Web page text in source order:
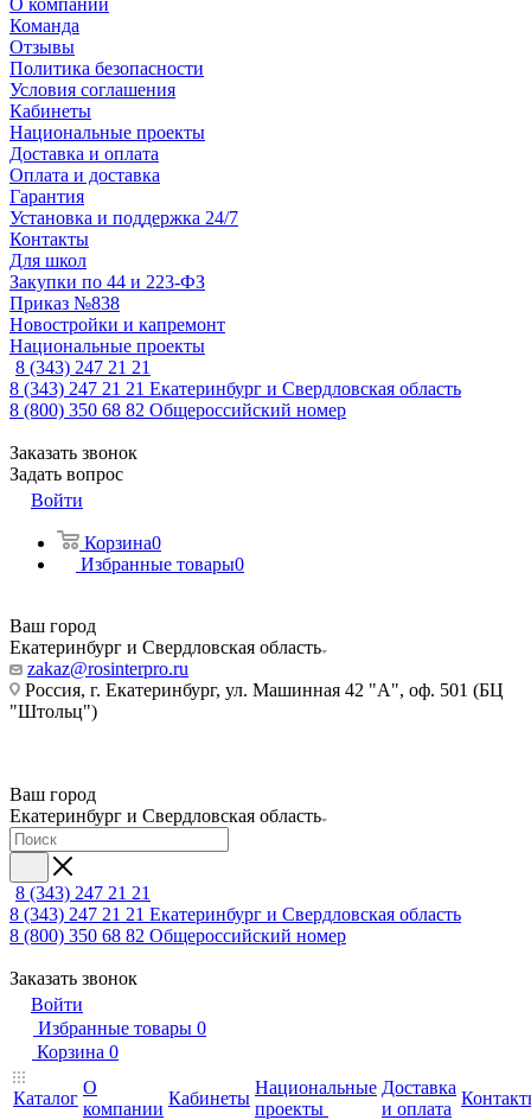
О компании
Команда
Отзывы
Политика безопасности
Условия соглашения
Кабинеты
Национальные проекты
Доставка и оплата
Оплата и доставка
Гарантия
Установка и поддержка 24/7
Контакты
Для школ
Закупки по 44 и 223-ФЗ
Приказ №838
Новостройки и капремонт
Национальные проекты
8 (343) 247 21 21
8 (343) 247 21 21 Екатеринбург и Свердловская область
8 (800) 350 68 82 Общероссийский номер
Заказать звонок
Задать вопрос
Войти
Корзина0
Избранные товары0
Ваш город
Екатеринбург и Свердловская область
zakaz@rosinterpro.ru
Россия, г. Екатеринбург, ул. Машинная 42 "А", оф. 501 (БЦ
"Штольц")
Ваш город
Екатеринбург и Свердловская область
8 (343) 247 21 21
8 (343) 247 21 21 Екатеринбург и Свердловская область
8 (800) 350 68 82 Общероссийский номер
Заказать звонок
Войти
Избранные товары 0
Корзина 0
Каталог
О
компании
Кабинеты
Национальные
проекты
Доставка
и оплата